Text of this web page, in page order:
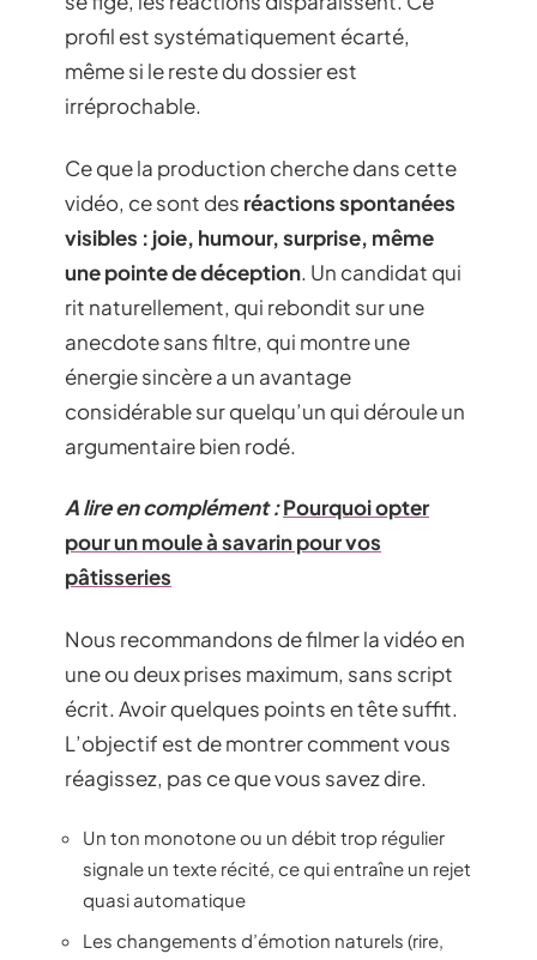
profil est systématiquement écarté,
même si le reste du dossier est
irréprochable.
Ce que la production cherche dans cette
vidéo, ce sont des réactions spontanées
visibles : joie, humour, surprise, même
une pointe de déception. Un candidat qui
rit naturellement, qui rebondit sur une
anecdote sans filtre, qui montre une
énergie sincère a un avantage
considérable sur quelqu’un qui déroule un
argumentaire bien rodé.
A lire en complément :Pourquoi opter
pour un moule à savarin pour vos
pâtisseries
Nous recommandons de filmer la vidéo en
une ou deux prises maximum, sans script
écrit. Avoir quelques points en tête suffit.
L’objectif est de montrer comment vous
réagissez, pas ce que vous savez dire.
Un ton monotone ou un débit trop régulier
signale un texte récité, ce qui entraîne un rejet
quasi automatique
Les changements d’émotion naturels (rire,